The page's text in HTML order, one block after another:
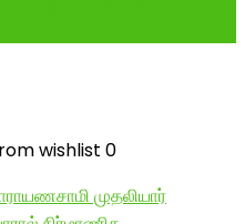
wishlist 0